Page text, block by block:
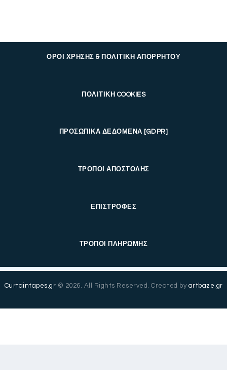
ΟΡΟΙ ΧΡΗΣΗΣ & ΠΟΛΙΤΙΚΗ ΑΠΟΡΡΗΤΟΥ
ΠΟΛΙΤΙΚΗ COOKIES
ΠΡΟΣΩΠΙΚΑ ΔΕΔΟΜΕΝΑ [GDPR]
ΤΡΟΠΟΙ ΑΠΟΣΤΟΛΗΣ
ΕΠΙΣΤΡΟΦΕΣ
ΤΡΟΠΟΙ ΠΛΗΡΩΜΗΣ
Curtaintapes.gr © 2026. All Rights Reserved. Created by artbaze.gr